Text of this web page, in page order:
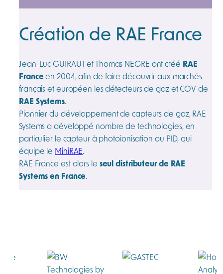
Création de RAE France
Jean-Luc GUIRAUT et Thomas NEGRE ont créé RAE
Franceen 2004, afin de faire découvrir aux marchés
français et européen les détecteurs de gaz et COV de
RAE Systems.
Pionnier du développement de capteurs de gaz, RAE
Systems a développé nombre de technologies, en
particulier le capteur à photoionisation ou PID, qui
équipe le MiniRAE.
RAE France est alors le seul distributeur de RAE
Systems en France.